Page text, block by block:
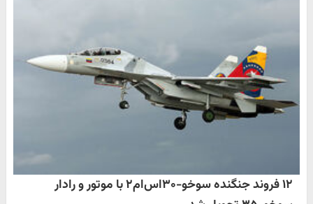
۱۲ فروند جنگنده سوخو-۳۰اس‌ام۲ با موتور و رادار